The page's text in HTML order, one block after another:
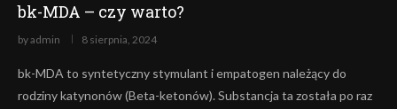
bk-MDA – czy warto?
byadmin 8 sierpnia, 2024
bk-MDA to syntetyczny stymulant i empatogen należący do
rodziny katynonów (Beta-ketonów). Substancja ta została po raz